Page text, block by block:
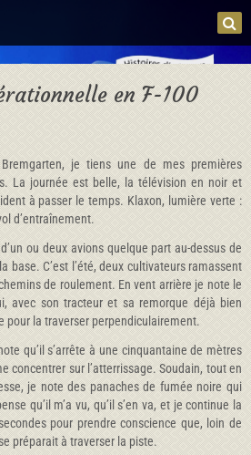
en F-100
je tiens une de mes premières
La journée est belle, la télévision en noir et
à passer le temps. Klaxon, lumière verte :
d’entraînement.
ou deux avions quelque part au-dessus de
base. C’est l’été, deux cultivateurs ramassent
de roulement. En vent arrière je note le
avec son tracteur et sa remorque déjà bien
pour la traverser perpendiculairement.
qu’il s’arrête à une cinquantaine de mètres
concentrer sur l’atterrissage. Soudain, tout en
je note des panaches de fumée noire qui
qu’il m’a vu, qu’il s’en va, et je continue la
pour prendre conscience que, loin de
préparait à traverser la piste.